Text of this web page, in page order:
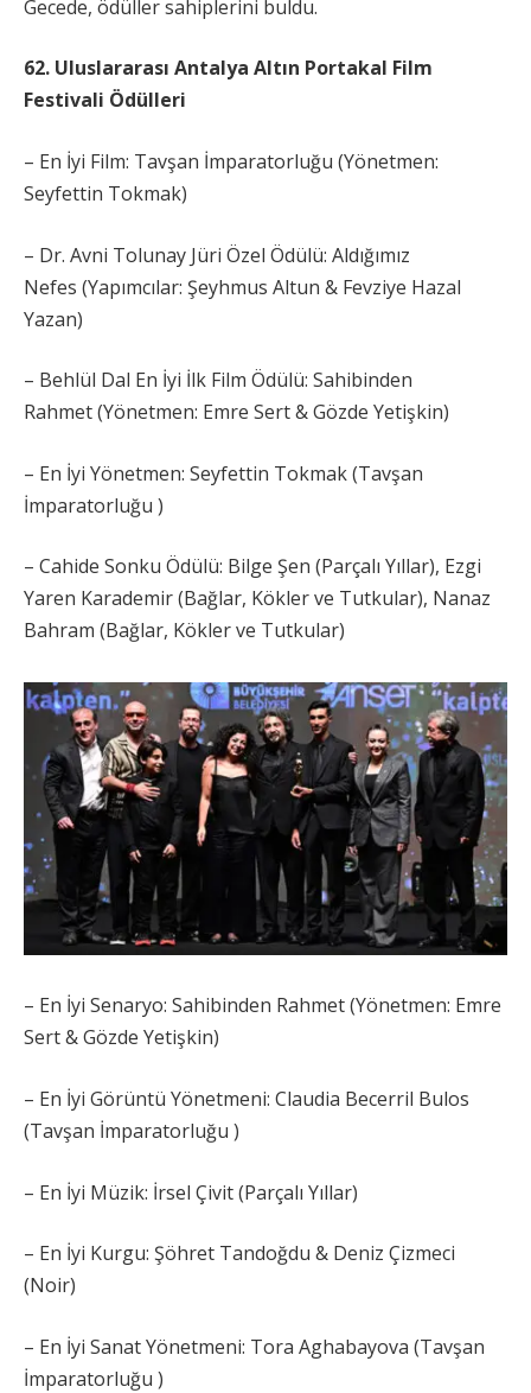
Gecede, ödüller sahiplerini buldu.
62. Uluslararası Antalya Altın Portakal Film
Festivali Ödülleri
– En İyi Film: Tavşan İmparatorluğu (Yönetmen:
Seyfettin Tokmak)
– Dr. Avni Tolunay Jüri Özel Ödülü: Aldığımız
Nefes (Yapımcılar: Şeyhmus Altun & Fevziye Hazal
Yazan)
– Behlül Dal En İyi İlk Film Ödülü: Sahibinden
Rahmet (Yönetmen: Emre Sert & Gözde Yetişkin)
– En İyi Yönetmen: Seyfettin Tokmak (Tavşan
İmparatorluğu )
– Cahide Sonku Ödülü: Bilge Şen (Parçalı Yıllar), Ezgi
Yaren Karademir (Bağlar, Kökler ve Tutkular), Nanaz
Bahram (Bağlar, Kökler ve Tutkular)
– En İyi Senaryo: Sahibinden Rahmet (Yönetmen: Emre
Sert & Gözde Yetişkin)
– En İyi Görüntü Yönetmeni: Claudia Becerril Bulos
(Tavşan İmparatorluğu )
– En İyi Müzik: İrsel Çivit (Parçalı Yıllar)
– En İyi Kurgu: Şöhret Tandoğdu & Deniz Çizmeci
(Noir)
– En İyi Sanat Yönetmeni: Tora Aghabayova (Tavşan
İmparatorluğu )